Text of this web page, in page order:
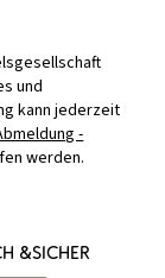
und
kann jederzeit
-
werden.
&SICHER